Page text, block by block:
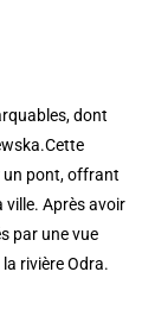
dont
un pont, offrant
ville. Après avoir
par une vue
rivière Odra.